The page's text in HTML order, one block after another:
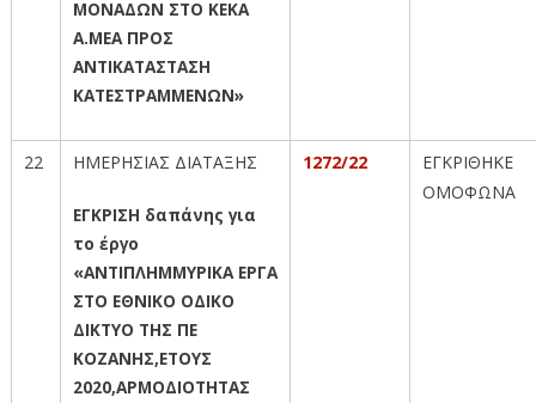
ΜΟΝΑΔΩΝ ΣΤΟ ΚΕΚΑ
Α.ΜΕΑ ΠΡΟΣ
ΑΝΤΙΚΑΤΑΣΤΑΣΗ
ΚΑΤΕΣΤΡΑΜΜΕΝΩΝ»
22 ΗΜΕΡΗΣΙΑΣ ΔΙΑΤΑΞΗΣ
ΕΓΚΡΙΣΗ δαπάνης για
το έργο
«ΑΝΤΙΠΛΗΜΜΥΡΙΚΑ ΕΡΓΑ
ΣΤΟ ΕΘΝΙΚΟ ΟΔΙΚΟ
ΔΙΚΤΥΟ ΤΗΣ ΠΕ
ΚΟΖΑΝΗΣ,ΕΤΟΥΣ
2020,ΑΡΜΟΔΙΟΤΗΤΑΣ
1272/22
ΕΓΚΡΙΘΗΚΕ
ΟΜΟΦΩΝΑ